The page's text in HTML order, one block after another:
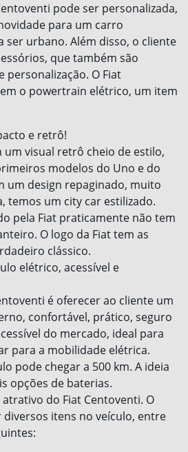
pode ser personalizada,
para um carro
ser urbano. Além disso, o cliente
que também são
personalização. O Fiat
o powertrain elétrico, um item
e retrô!
um visual retrô cheio de estilo,
modelos do Uno e do
um design repaginado, muito
temos um city car estilizado.
pela Fiat praticamente não tem
O logo da Fiat tem as
clássico.
elétrico, acessível e
é oferecer ao cliente um
confortável, prático, seguro
do mercado, ideal para
para a mobilidade elétrica.
pode chegar a 500 km. A ideia
opções de baterias.
do Fiat Centoventi. O
itens no veículo, entre